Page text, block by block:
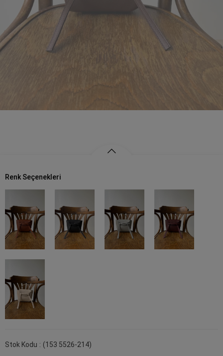
Renk Seçenekleri
Stok Kodu (153 5526-214)